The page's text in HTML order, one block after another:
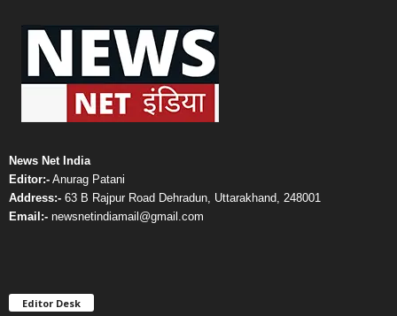
News Net India
Editor:- Anurag Patani
Address:- 63 B Rajpur Road Dehradun, Uttarakhand, 248001
Email:- newsnetindiamail@gmail.com
Editor Desk